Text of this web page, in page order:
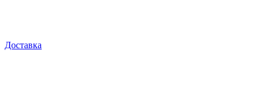
Доставка